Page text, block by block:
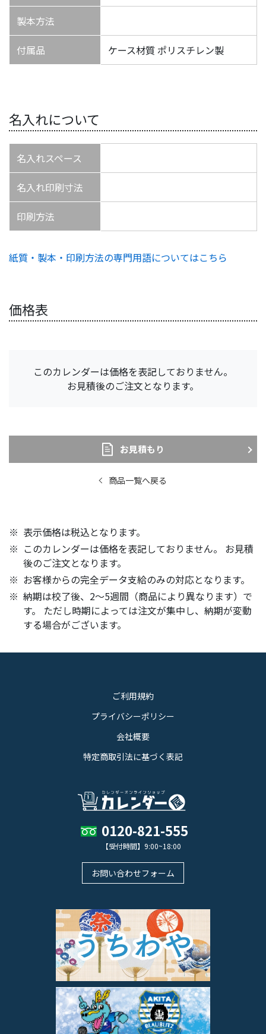
製本方法
付属品 ケース材質 ポリスチレン製
名入れについて
名入れスペース
名入れ印刷寸法
印刷方法
紙質・製本・印刷方法の専門用語についてはこちら
価格表
このカレンダーは価格を表記しておりません。
お見積後のご注文となります。
お見積もり
商品一覧へ戻る
表示価格は税込となります。
このカレンダーは価格を表記しておりません。 お見積
後のご注文となります。
お客様からの完全データ支給のみの対応となります。
納期は校了後、2～5週間（商品により異なります）で
す。 ただし時期によっては注文が集中し、納期が変動
する場合がございます。
ご利用規約
プライバシーポリシー
会社概要
特定商取引法に基づく表記
0120-821-555
【受付時間】9:00~18:00
お問い合わせフォーム